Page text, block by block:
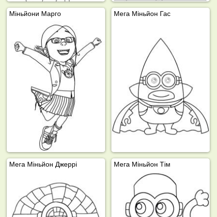
Міньйони Марго Мега Міньйон Гас
Мега Міньйон Джеррі Мега Міньйон Тім